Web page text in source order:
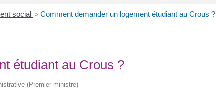
social > Comment demander un logement étudiant au Crous ?
étudiant au Crous ?
(Premier ministre)